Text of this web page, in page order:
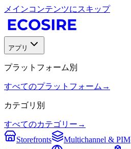
メインコンテンツにスキップ
アプリ
プラットフォーム別
すべてのプラットフォーム →
カテゴリ別
すべてのカテゴリー →
Storefronts
Multichannel & PIM